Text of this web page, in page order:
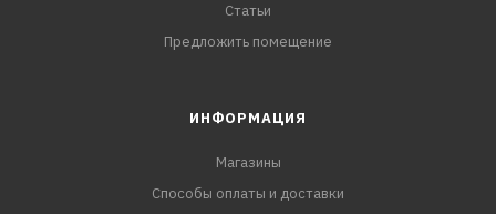
Статьи
Предложить помещение
ИНФОРМАЦИЯ
Магазины
Способы оплаты и доставки